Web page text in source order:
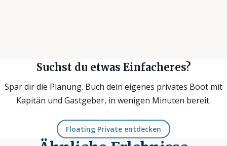
Suchst du etwas Einfacheres?
Spar dir die Planung. Buch dein eigenes privates Boot mit
Kapitän und Gastgeber, in wenigen Minuten bereit.
Floating Private entdecken